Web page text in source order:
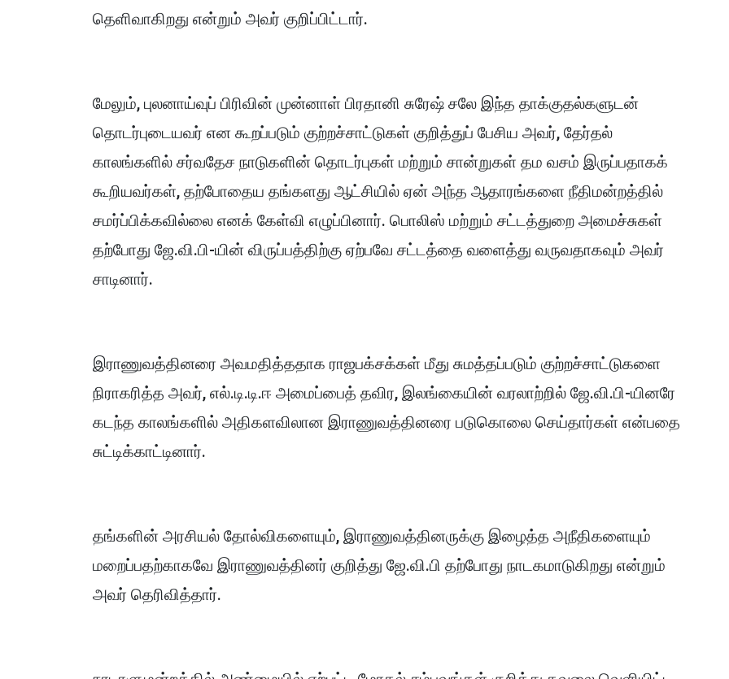
தெளிவாகிறது என்றும் அவர் குறிப்பிட்டார்.
மேலும், புலனாய்வுப் பிரிவின் முன்னாள் பிரதானி சுரேஷ் சலே இந்த தாக்குதல்களுடன்
தொடர்புடையவர் என கூறப்படும் குற்றச்சாட்டுகள் குறித்துப் பேசிய அவர், தேர்தல்
காலங்களில் சர்வதேச நாடுகளின் தொடர்புகள் மற்றும் சான்றுகள் தம வசம் இருப்பதாகக்
கூறியவர்கள், தற்போதைய தங்களது ஆட்சியில் ஏன் அந்த ஆதாரங்களை நீதிமன்றத்தில்
சமர்ப்பிக்கவில்லை எனக் கேள்வி எழுப்பினார். பொலிஸ் மற்றும் சட்டத்துறை அமைச்சுகள்
தற்போது ஜே.வி.பி-யின் விருப்பத்திற்கு ஏற்பவே சட்டத்தை வளைத்து வருவதாகவும் அவர்
சாடினார்.
இராணுவத்தினரை அவமதித்ததாக ராஜபக்சக்கள் மீது சுமத்தப்படும் குற்றச்சாட்டுகளை
நிராகரித்த அவர், எல்.டி.டி.ஈ அமைப்பைத் தவிர, இலங்கையின் வரலாற்றில் ஜே.வி.பி-யினரே
கடந்த காலங்களில் அதிகளவிலான இராணுவத்தினரை படுகொலை செய்தார்கள் என்பதை
சுட்டிக்காட்டினார்.
தங்களின் அரசியல் தோல்விகளையும், இராணுவத்தினருக்கு இழைத்த அநீதிகளையும்
மறைப்பதற்காகவே இராணுவத்தினர் குறித்து ஜே.வி.பி தற்போது நாடகமாடுகிறது என்றும்
அவர் தெரிவித்தார்.